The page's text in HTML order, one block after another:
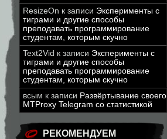
ResizeOn к записи Эксперименты с
тиграми и другие способы
преподавать программирование
студентам, которым скучно
Text2Vid к записи Эксперименты с
тиграми и другие способы
преподавать программирование
студентам, которым скучно
всым к записи Развёртывание своего
MTProxy Telegram со статистикой
РЕКОМЕНДУЕМ